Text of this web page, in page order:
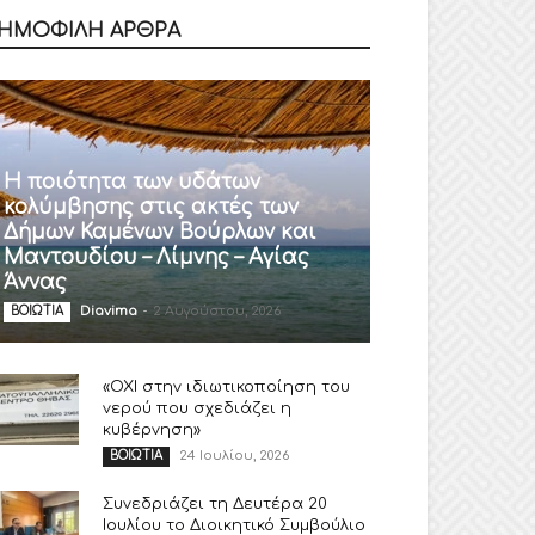
ΑΡΘΡΑ
Η ποιότητα των υδάτων
κολύμβησης στις ακτές των
Δήμων Καμένων Βούρλων και
Μαντουδίου – Λίμνης – Αγίας
Άννας
ΒΟΙΩΤΙΑ Diavima - 2 Αυγούστου, 2026
«ΟΧΙ στην ιδιωτικοποίηση του
νερού που σχεδιάζει η
κυβέρνηση»
ΒΟΙΩΤΙΑ 24 Ιουλίου, 2026
Συνεδριάζει τη Δευτέρα 20
Ιουλίου το Διοικητικό Συμβούλιο